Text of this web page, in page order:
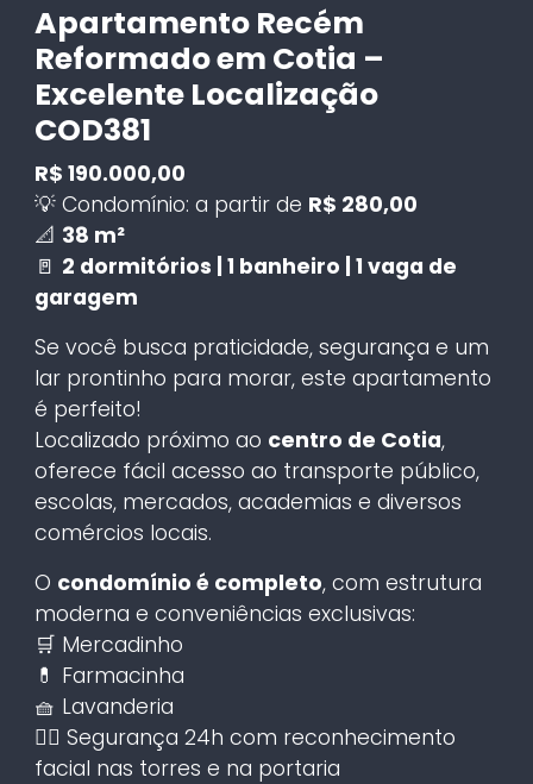
Apartamento Recém
Reformado em Cotia –
Excelente Localização
COD381
R$ 190.000,00
💡 Condomínio: a partir de R$ 280,00
📐 38 m²
🚪 2 dormitórios | 1 banheiro | 1 vaga de
garagem
Se você busca praticidade, segurança e um
lar prontinho para morar, este apartamento
é perfeito!
Localizado próximo ao centro de Cotia,
oferece fácil acesso ao transporte público,
escolas, mercados, academias e diversos
comércios locais.
O condomínio é completo, com estrutura
moderna e conveniências exclusivas:
🛒 Mercadinho
💊 Farmacinha
🧺 Lavanderia
👮‍♂️ Segurança 24h com reconhecimento
facial nas torres e na portaria